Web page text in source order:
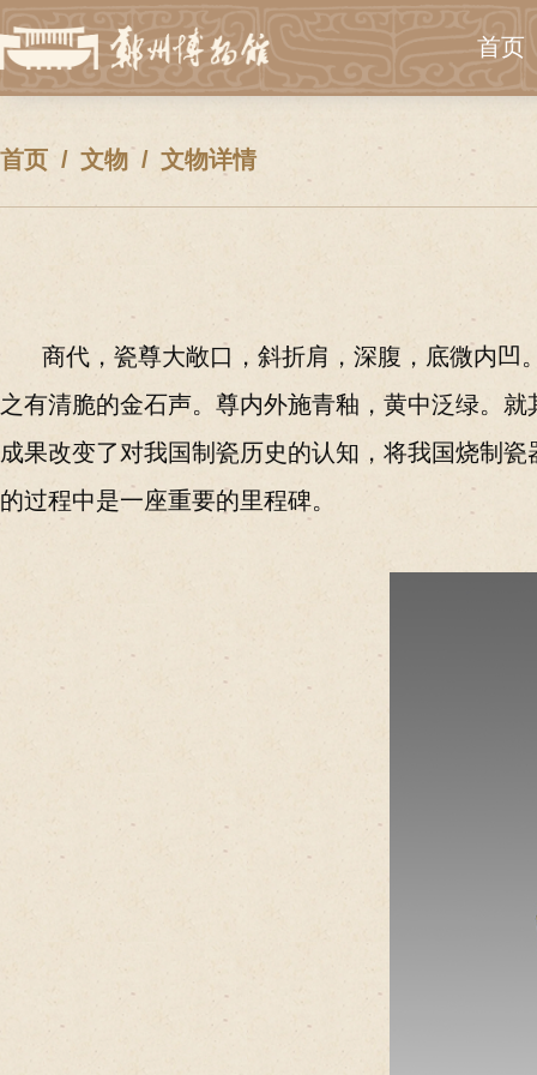
首页
首页 文物 文物详情
商代 ，瓷尊大敞口，斜折肩，深腹，底微内
之有清脆的金石声。尊内外施青釉，黄中泛绿。
成果改变了对我国制瓷历史的认知，将我国烧制
的过程中是一座重要的里程碑。